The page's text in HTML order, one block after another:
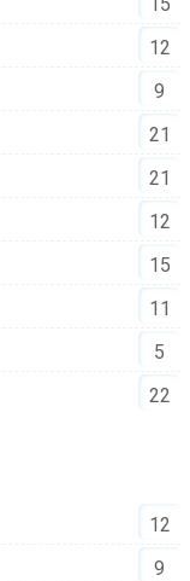
12
9
21
21
12
15
11
5
22
12
9